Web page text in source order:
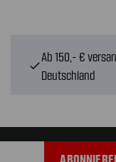
check
Ab 150,- €
Deutschland